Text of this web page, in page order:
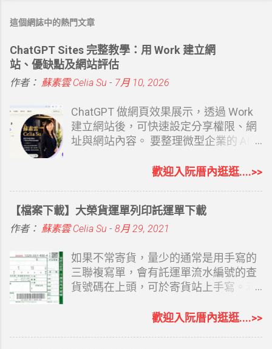
這個網誌中的熱門文章
ChatGPT Sites 完整教學：用 Work 建立網
站、優缺點及網站評估
作者： 蘇素雲 Celia Su - 7月 10, 2026
ChatGPT 做網頁效果展示，透過 Work
建立網站後，可快速設定分享權限、網
址與網站內容。 要整理微型企業的 AI
建立自己的專屬網站 從 0 開始打造個人
Blogger 都有點難度，Canva 你也覺得
還要有想法，當然還有其他的 AI 工具可
受大家歡迎，常用、沒陌生感的
ChatGPT 也有了相對完整的網站功能。
說它完整是因為涵蓋了必要的 SEO 及想
OpenAI 於 2026 年 7 月 9 日宣布推出
歡迎入阮厝內逛逛....>>
【檔案下載】大榮貨運單列印託運單下載
作者： 蘇素雲 Celia Su - 8月 29, 2021
如果不常寄貨，量少的通常是用手寫的
三聯複寫單，會有託運單流水編號的查
貨號碼在上頭，可於寄貨站上手寫。若
的三聯托運單，再自己套表列印，至少
歡迎入阮厝內逛逛....>>